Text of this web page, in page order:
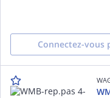
Connectez-vous